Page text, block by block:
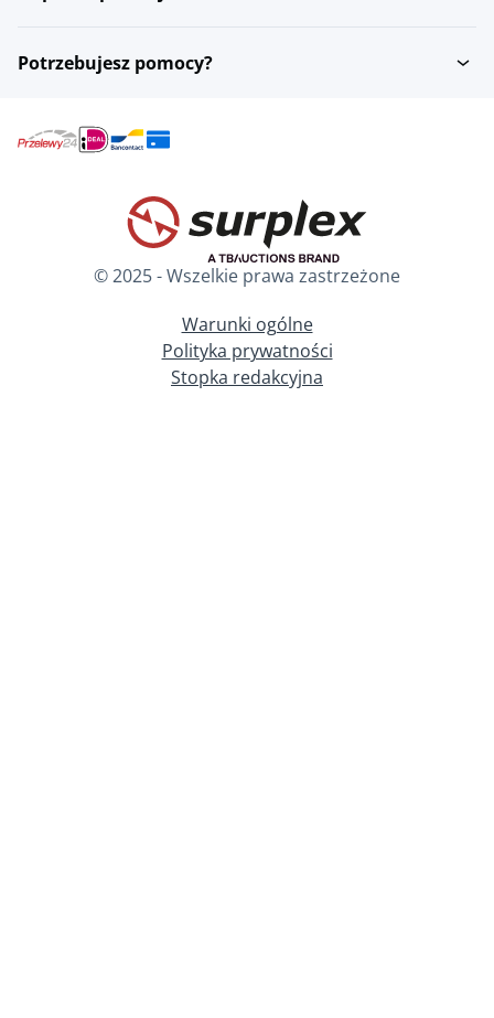
Potrzebujesz pomocy?
© 2025 - Wszelkie prawa zastrzeżone
Warunki ogólne
Polityka prywatności
Stopka redakcyjna